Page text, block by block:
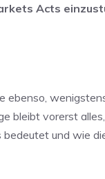
Acts
bleibt vorerst
und wie